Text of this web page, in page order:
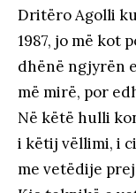
Dritëro Agolli
1987, jo më kot
dhënë ngjyrën
më mirë, por
Në këtë hulli
i këtij vëllimi, i
me vetëdije